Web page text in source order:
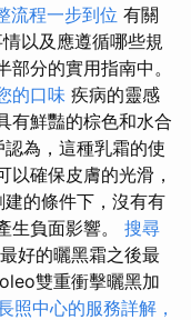
流程一步到位 有關
以及應遵循哪些規
分的實用指南中。
的口味 疾病的靈感
有鮮豔的棕色和水合
認為，這種乳霜的使
以確保皮膚的光滑，
建的條件下，沒有有
生負面影響。 搜尋
好的曬黑霜之後最
雙重衝擊曬黑加
照中心的服務詳解，